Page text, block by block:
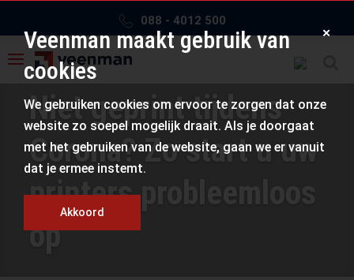
088 - 4012 500
Niet geprint tijdens
Corona? Zo start u uw
printers probleemloos
op
Veenman maakt gebruik van
cookies
We gebruiken cookies om ervoor te zorgen dat onze
website zo soepel mogelijk draait. Als je doorgaat
met het gebruiken van de website, gaan we er vanuit
dat je ermee instemt.
Akkoord
×